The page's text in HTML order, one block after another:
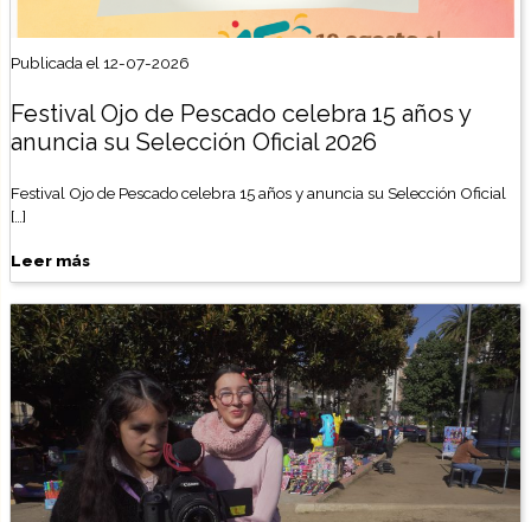
Publicada el 12-07-2026
Festival Ojo de Pescado celebra 15 años y
anuncia su Selección Oficial 2026
Festival Ojo de Pescado celebra 15 años y anuncia su Selección Oficial
[…]
Leer más